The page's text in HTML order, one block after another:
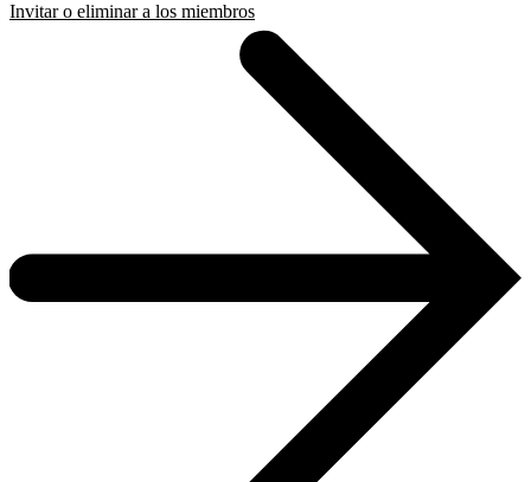
Invitar o eliminar a los miembros